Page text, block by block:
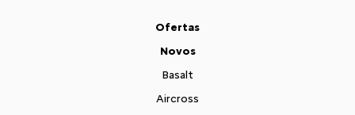
Ofertas
Novos
Basalt
Aircross